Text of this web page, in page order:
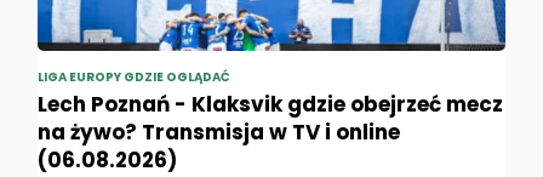
LIGA EUROPY GDZIE OGLĄDAĆ
Lech Poznań - Klaksvik gdzie obejrzeć mecz
na żywo? Transmisja w TV i online
(06.08.2026)